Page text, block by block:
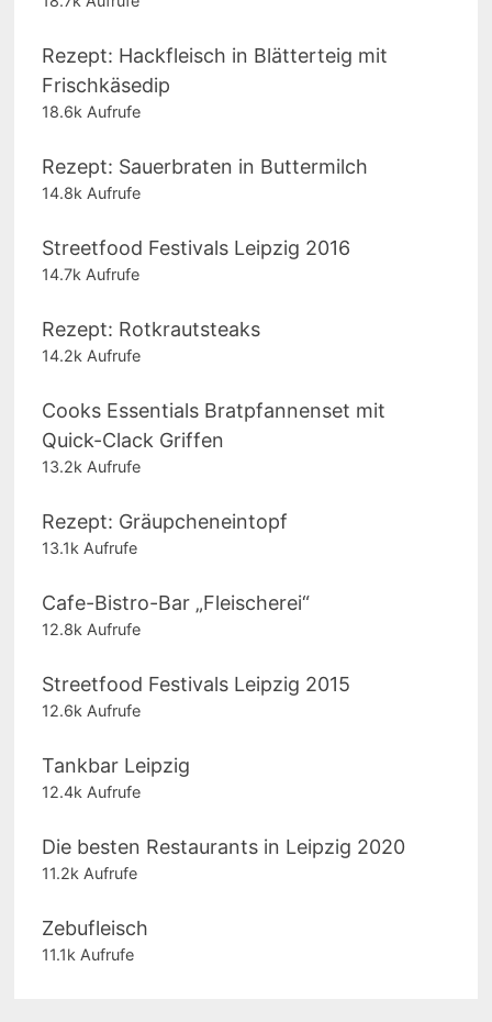
Rezept: Hackfleisch in Blätterteig mit
Frischkäsedip
18.6k Aufrufe
Rezept: Sauerbraten in Buttermilch
14.8k Aufrufe
Streetfood Festivals Leipzig 2016
14.7k Aufrufe
Rezept: Rotkrautsteaks
14.2k Aufrufe
Cooks Essentials Bratpfannenset mit
Quick-Clack Griffen
13.2k Aufrufe
Rezept: Gräupcheneintopf
13.1k Aufrufe
Cafe-Bistro-Bar „Fleischerei“
12.8k Aufrufe
Streetfood Festivals Leipzig 2015
12.6k Aufrufe
Tankbar Leipzig
12.4k Aufrufe
Die besten Restaurants in Leipzig 2020
11.2k Aufrufe
Zebufleisch
11.1k Aufrufe